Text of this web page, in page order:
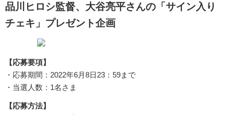
品川ヒロシ監督、大谷亮平さんの「サイン入り
チェキ」プレゼント企画
【応募要項】
・応募期間：2022年6月8日23：59まで
・当選人数：1名さま
【応募方法】